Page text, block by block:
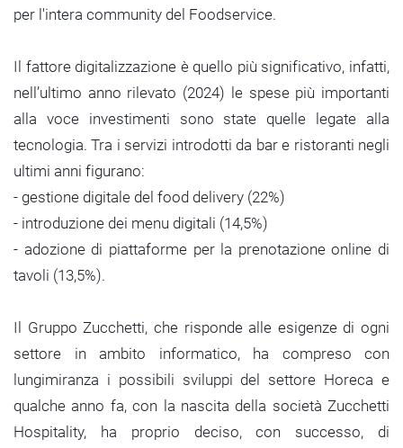
per l'intera community del Foodservice.
Il fattore digitalizzazione è quello più significativo, infatti,
nell’ultimo anno rilevato (2024) le spese più importanti
alla voce investimenti sono state quelle legate alla
tecnologia. Tra i servizi introdotti da bar e ristoranti negli
ultimi anni figurano:
- gestione digitale del food delivery (22%)
- introduzione dei menu digitali (14,5%)
- adozione di piattaforme per la prenotazione online di
tavoli (13,5%).
Il Gruppo Zucchetti, che risponde alle esigenze di ogni
settore in ambito informatico, ha compreso con
lungimiranza i possibili sviluppi del settore Horeca e
qualche anno fa, con la nascita della società Zucchetti
Hospitality, ha proprio deciso, con successo, di